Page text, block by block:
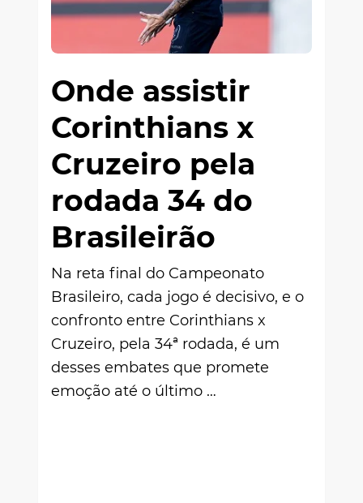
Onde assistir
Corinthians x
Cruzeiro pela
rodada 34 do
Brasileirão
Na reta final do Campeonato
Brasileiro, cada jogo é decisivo, e o
confronto entre Corinthians x
Cruzeiro, pela 34ª rodada, é um
desses embates que promete
emoção até o último …